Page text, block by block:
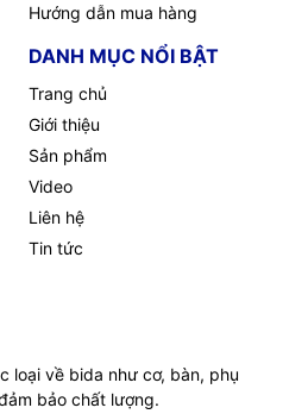
Hướng dẫn mua hàng
DANH MỤC NỔI BẬT
Trang chủ
Giới thiệu
Sản phẩm
Video
Liên hệ
Tin tức
loại về bida như cơ, bàn, phụ
bảo chất lượng.